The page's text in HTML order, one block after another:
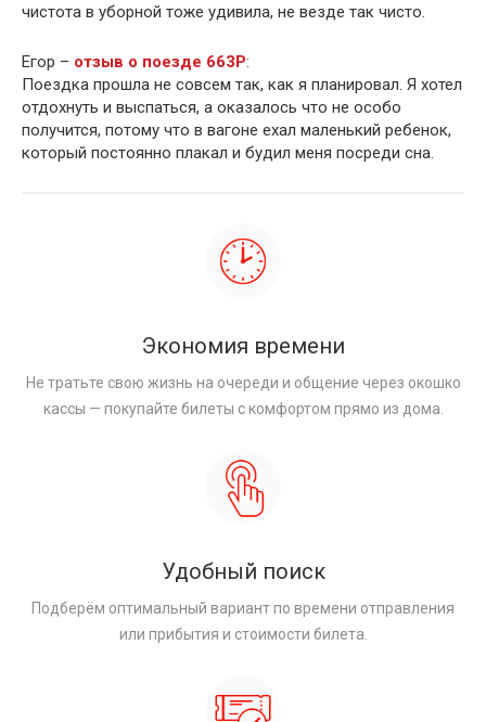
чистота в уборной тоже удивила, не везде так чисто.
Егор – отзыв о поезде 663Р:
Поездка прошла не совсем так, как я планировал. Я хотел
отдохнуть и выспаться, а оказалось что не особо
получится, потому что в вагоне ехал маленький ребенок,
который постоянно плакал и будил меня посреди сна.
Экономия времени
Не тратьте свою жизнь на очереди и общение через окошко
кассы — покупайте билеты с комфортом прямо из дома.
Удобный поиск
Подберём оптимальный вариант по времени отправления
или прибытия и стоимости билета.